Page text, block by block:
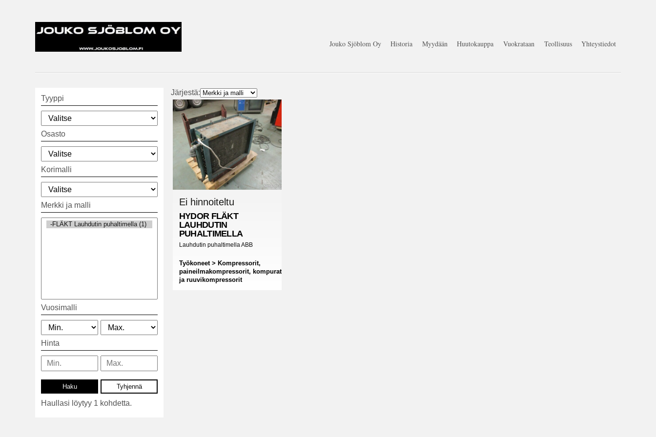
Jouko Sjöblom Oy Historia Myydään Huutokauppa Vuokrataan Teollisuus Yhteystiedot
Tyyppi
Osasto
Korimalli
Merkki ja malli
Vuosimalli
Hinta
Haullasi löytyy 1 kohdetta.
Järjestä:
Ei hinnoiteltu
HYDOR FLÄKT
LAUHDUTIN
PUHALTIMELLA
Lauhdutin puhaltimella ABB
Työkoneet > Kompressorit,
paineilmakompressorit, kompurat
ja ruuvikompressorit